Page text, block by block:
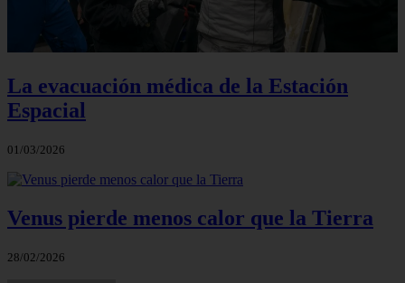
La evacuación médica de la Estación
Espacial
01/03/2026
Venus pierde menos calor que la Tierra
28/02/2026